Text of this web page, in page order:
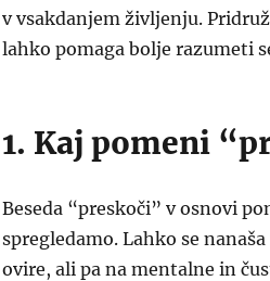
v vsakdanjem življenju.
lahko pomaga bolje razumeti
1. Kaj pomeni
Beseda “preskoči” v osnovi
spregledamo. Lahko se
ovire, ali pa na mentalne in